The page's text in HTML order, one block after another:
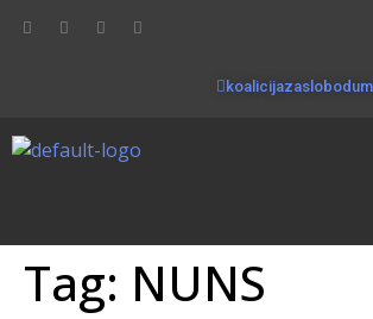
Tag: NUNS